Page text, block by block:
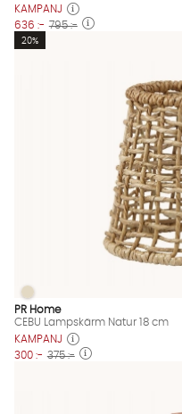
KAMPANJ
636 :- 795 :-
20%
CEBU Lampskärm Natur
CEBU Lampskärm Natur 18 cm
PR Home
CEBU Lampskärm Natur 18 cm
KAMPANJ
300 :- 375 :-